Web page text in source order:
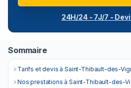
24H/24 - 7J/7 -
Sommaire
Tarifs et devis à Saint-Thibault-des-
Nos prestations à Saint-Thibault-des-